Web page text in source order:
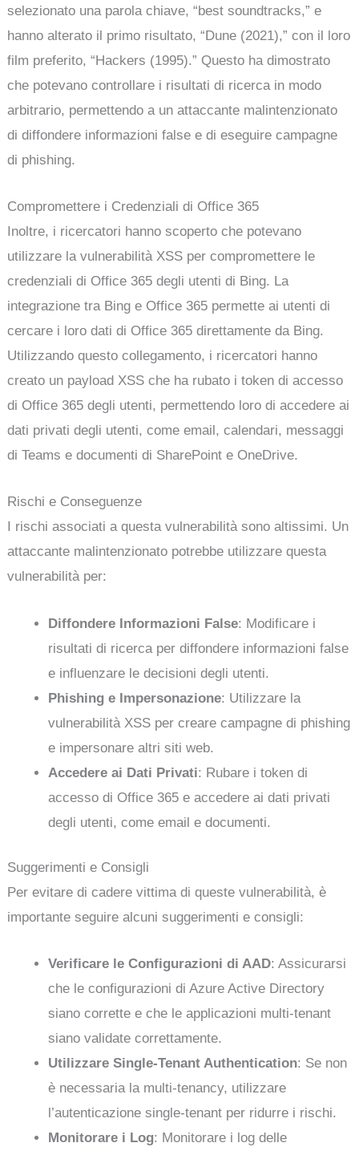
selezionato una parola chiave, “best soundtracks,” e
hanno alterato il primo risultato, “Dune (2021),” con il loro
film preferito, “Hackers (1995).” Questo ha dimostrato
che potevano controllare i risultati di ricerca in modo
arbitrario, permettendo a un attaccante malintenzionato
di diffondere informazioni false e di eseguire campagne
di phishing.
Compromettere i Credenziali di Office 365
Inoltre, i ricercatori hanno scoperto che potevano
utilizzare la vulnerabilità XSS per compromettere le
credenziali di Office 365 degli utenti di Bing. La
integrazione tra Bing e Office 365 permette ai utenti di
cercare i loro dati di Office 365 direttamente da Bing.
Utilizzando questo collegamento, i ricercatori hanno
creato un payload XSS che ha rubato i token di accesso
di Office 365 degli utenti, permettendo loro di accedere ai
dati privati degli utenti, come email, calendari, messaggi
di Teams e documenti di SharePoint e OneDrive.
Rischi e Conseguenze
I rischi associati a questa vulnerabilità sono altissimi. Un
attaccante malintenzionato potrebbe utilizzare questa
vulnerabilità per:
Diffondere Informazioni False: Modificare i
risultati di ricerca per diffondere informazioni false
e influenzare le decisioni degli utenti.
Phishing e Impersonazione: Utilizzare la
vulnerabilità XSS per creare campagne di phishing
e impersonare altri siti web.
Accedere ai Dati Privati: Rubare i token di
accesso di Office 365 e accedere ai dati privati
degli utenti, come email e documenti.
Suggerimenti e Consigli
Per evitare di cadere vittima di queste vulnerabilità, è
importante seguire alcuni suggerimenti e consigli:
Verificare le Configurazioni di AAD: Assicurarsi
che le configurazioni di Azure Active Directory
siano corrette e che le applicazioni multi-tenant
siano validate correttamente.
Utilizzare Single-Tenant Authentication: Se non
è necessaria la multi-tenancy, utilizzare
l’autenticazione single-tenant per ridurre i rischi.
Monitorare i Log: Monitorare i log delle